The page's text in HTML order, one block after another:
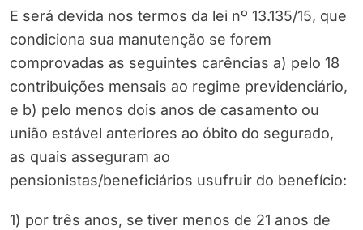
E será devida nos termos da lei nº 13.135/15, que
condiciona sua manutenção se forem
comprovadas as seguintes carências a) pelo 18
contribuições mensais ao regime previdenciário,
e b) pelo menos dois anos de casamento ou
união estável anteriores ao óbito do segurado,
as quais asseguram ao
pensionistas/beneficiários usufruir do benefício:
1) por três anos, se tiver menos de 21 anos de